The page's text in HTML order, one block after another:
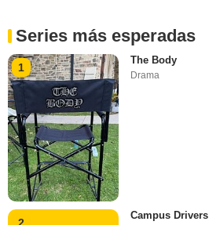
Series más esperadas
1
The Body
Drama
Campus Drivers